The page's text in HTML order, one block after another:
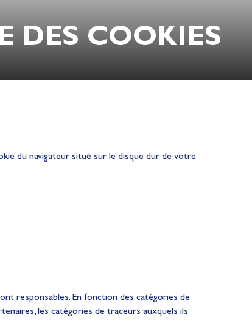
DES COOKIES
du navigateur situé sur le disque dur de votre
responsables. En fonction des catégories de
les catégories de traceurs auxquels ils